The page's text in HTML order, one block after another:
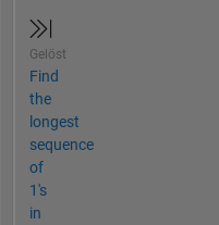
Gelöst
Find
the
longest
sequence
of
1's
in